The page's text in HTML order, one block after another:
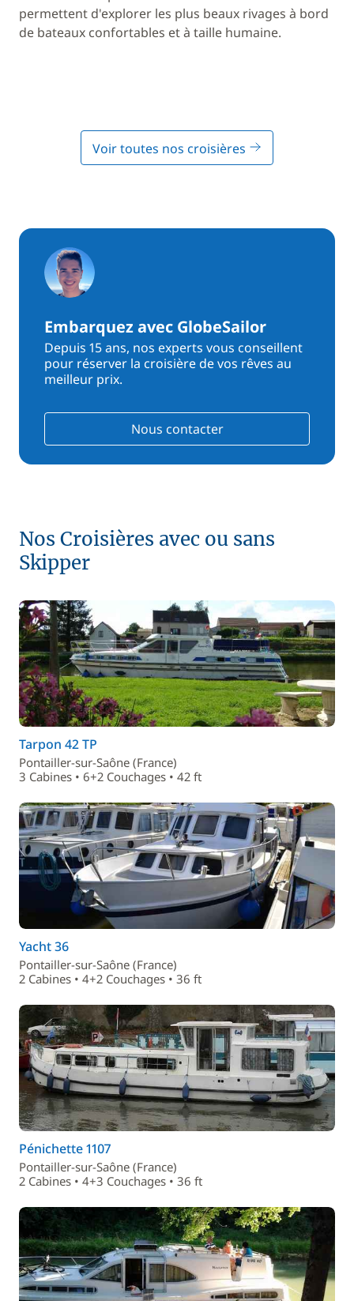
permettent d'explorer les plus beaux rivages à bord
de bateaux confortables et à taille humaine.
Voir toutes nos croisières
Embarquez avec GlobeSailor
Depuis 15 ans, nos experts vous conseillent
pour réserver la croisière de vos rêves au
meilleur prix.
Nous contacter
Nos Croisières avec ou sans
Skipper
Tarpon 42 TP
Pontailler-sur-Saône (France)
3 Cabines • 6+2 Couchages • 42 ft
Yacht 36
Pontailler-sur-Saône (France)
2 Cabines • 4+2 Couchages • 36 ft
Pénichette 1107
Pontailler-sur-Saône (France)
2 Cabines • 4+3 Couchages • 36 ft